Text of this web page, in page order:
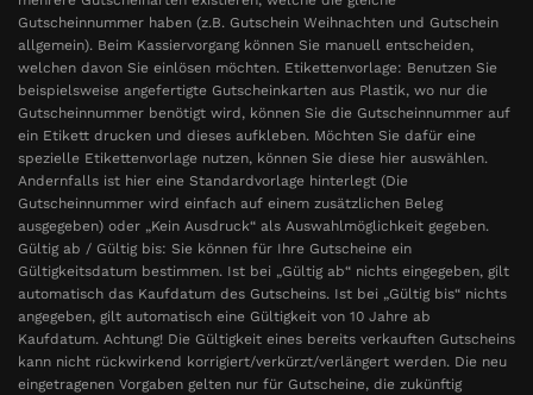
Gutscheinnummer haben (z.B. Gutschein Weihnachten und Gutschein
allgemein). Beim Kassiervorgang können Sie manuell entscheiden,
welchen davon Sie einlösen möchten. Etikettenvorlage: Benutzen Sie
beispielsweise angefertigte Gutscheinkarten aus Plastik, wo nur die
Gutscheinnummer benötigt wird, können Sie die Gutscheinnummer auf
ein Etikett drucken und dieses aufkleben. Möchten Sie dafür eine
spezielle Etikettenvorlage nutzen, können Sie diese hier auswählen.
Andernfalls ist hier eine Standardvorlage hinterlegt (Die
Gutscheinnummer wird einfach auf einem zusätzlichen Beleg
ausgegeben) oder „Kein Ausdruck“ als Auswahlmöglichkeit gegeben.
Gültig ab / Gültig bis: Sie können für Ihre Gutscheine ein
Gültigkeitsdatum bestimmen. Ist bei „Gültig ab“ nichts eingegeben, gilt
automatisch das Kaufdatum des Gutscheins. Ist bei „Gültig bis“ nichts
angegeben, gilt automatisch eine Gültigkeit von 10 Jahre ab
Kaufdatum. Achtung! Die Gültigkeit eines bereits verkauften Gutscheins
kann nicht rückwirkend korrigiert/verkürzt/verlängert werden. Die neu
eingetragenen Vorgaben gelten nur für Gutscheine, die zukünftig